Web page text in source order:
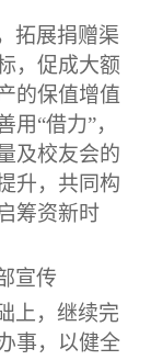
拓展捐赠渠
，促成大额
的保值增值
“借力”，
及校友会的
升，共同构
筹资新时
宣传
上，继续完
事，以健全